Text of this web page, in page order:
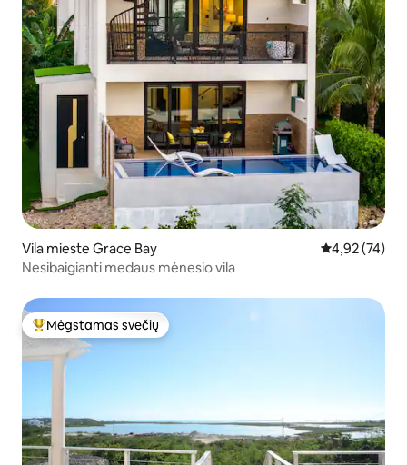
Vila mieste Grace Bay Vidutinis
4,92 (74)
Nesibaigianti medaus mėnesio vila
Svečių mėgstamiausias
Mėgstamas svečių